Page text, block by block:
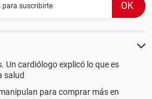
Un cardiólogo explicó lo que es
salud
para comprar más en